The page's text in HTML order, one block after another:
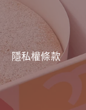
隱私權條款